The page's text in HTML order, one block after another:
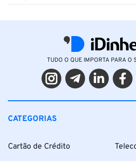
TUDO O QUE IMPORTA PARA O
CATEGORIAS
Cartão de Crédito